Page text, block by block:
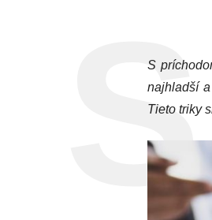
S
najhladší
Tieto triky